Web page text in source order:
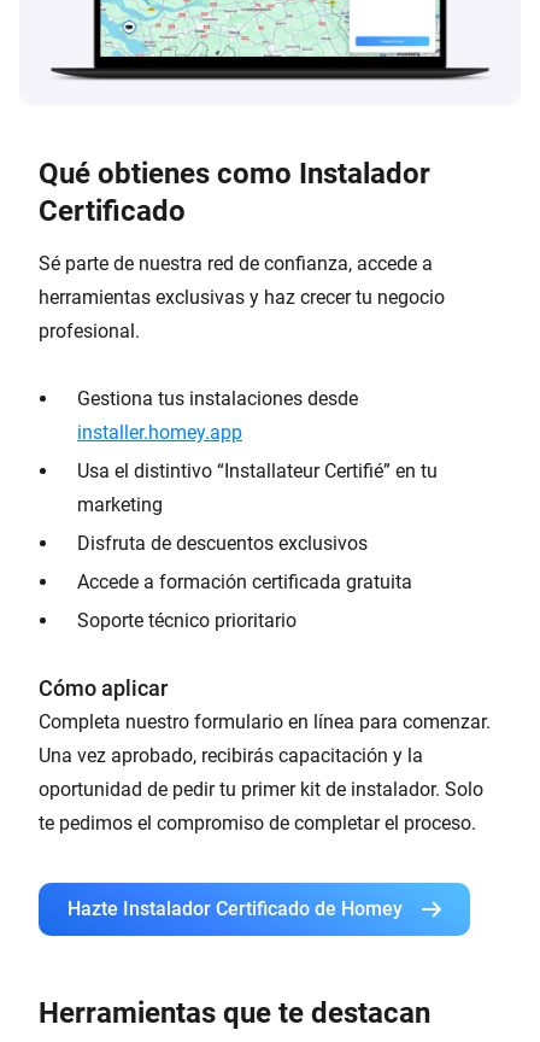
Qué obtienes como Instalador
Certificado
Sé parte de nuestra red de confianza, accede a
herramientas exclusivas y haz crecer tu negocio
profesional.
Gestiona tus instalaciones desde
installer.homey.app
Usa el distintivo “Installateur Certifié” en tu
marketing
Disfruta de descuentos exclusivos
Accede a formación certificada gratuita
Soporte técnico prioritario
Cómo aplicar
Completa nuestro formulario en línea para comenzar.
Una vez aprobado, recibirás capacitación y la
oportunidad de pedir tu primer kit de instalador. Solo
te pedimos el compromiso de completar el proceso.
Hazte Instalador Certificado de Homey
Herramientas que te destacan